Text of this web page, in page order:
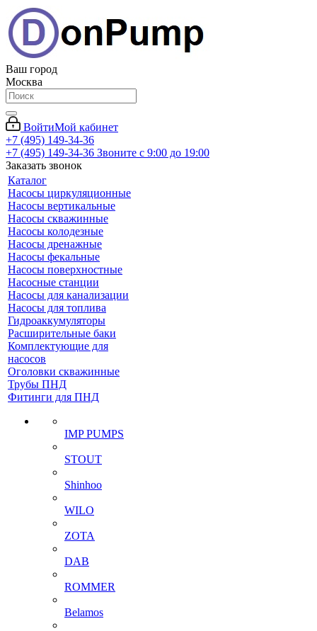
Ваш город
Москва
ВойтиМой кабинет
+7 (495) 149-34-36
+7 (495) 149-34-36 Звоните с 9:00 до 19:00
Заказать звонок
Каталог
Насосы циркуляционные
Насосы вертикальные
Насосы скважинные
Насосы колодезные
Насосы дренажные
Насосы фекальные
Насосы поверхностные
Насосные станции
Насосы для канализации
Насосы для топлива
Гидроаккумуляторы
Расширительные баки
Комплектующие для
насосов
Оголовки скважинные
Трубы ПНД
Фитинги для ПНД
IMP PUMPS
STOUT
Shinhoo
WILO
ZOTA
DAB
ROMMER
Belamos